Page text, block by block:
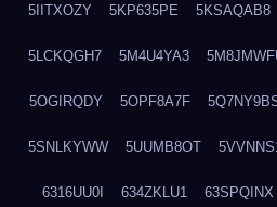
5IITXOZY 5KP635PE 5KSAQAB8
5LCKQGH7 5M4U4YA3
5OGIRQDY 5OPF8A7F
5SNLKYWW 5UUMB8OT
6316UU0I 634ZKLU1 63SPQINX